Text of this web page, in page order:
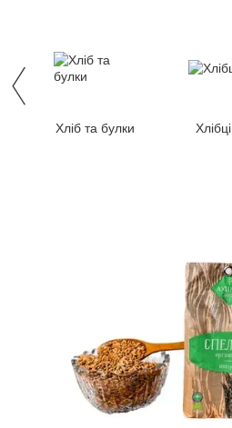
Хліб та булки Хлібці